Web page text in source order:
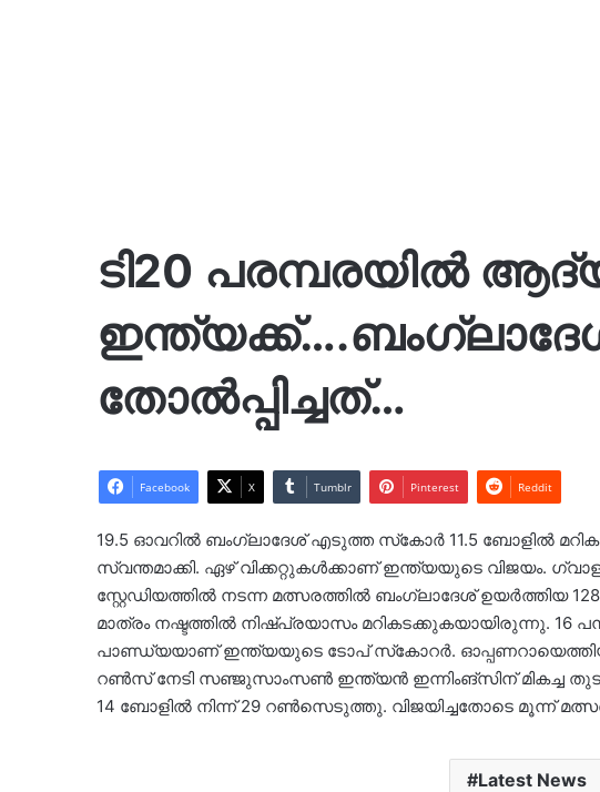
ടി20 പരമ്പരയില്‍
തോല്‍പ്പിച്ചത്…
Facebook X Tumblr Pinterest Reddit
19.5 ഓവറില്‍ ബംഗ്ലാദേശ് എടുത്ത സ്‌കോര്‍ 11.5 ബോളില്‍
സ്വന്തമാക്കി. ഏഴ് വിക്കറ്റുകള്‍ക്കാണ് ഇന്ത്യയുടെ വിജയം.
സ്റ്റേഡിയത്തില്‍ നടന്ന മത്സരത്തില്‍ ബംഗ്ലാദേശ് ഉയര്‍ത്തിയ
മാത്രം നഷ്ടത്തില്‍ നിഷ്പ്രയാസം മറികടക്കുകയായിരുന്നു. 16
പാണ്ഡ്യയാണ് ഇന്ത്യയുടെ ടോപ് സ്‌കോറര്‍.
റണ്‍സ് നേടി സഞ്ജുസാംസണ്‍ ഇന്ത്യന്‍ ഇന്നിംങ്‌സിന് മികച്ച
14 ബോളില്‍ നിന്ന് 29 റണ്‍സെടുത്തു. വിജയിച്ചതോടെ മൂന്ന്
Latest News